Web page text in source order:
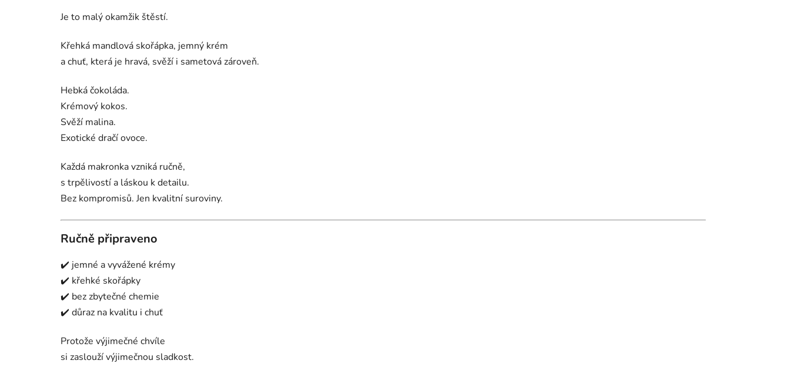
Je to malý okamžik štěstí.
Křehká mandlová skořápka, jemný krém
a chuť, která je hravá, svěží i sametová zároveň.
Hebká čokoláda.
Krémový kokos.
Svěží malina.
Exotické dračí ovoce.
Každá makronka vzniká ručně,
s trpělivostí a láskou k detailu.
Bez kompromisů. Jen kvalitní suroviny.
Ručně připraveno
✔️ jemné a vyvážené krémy
✔️ křehké skořápky
✔️ bez zbytečné chemie
✔️ důraz na kvalitu i chuť
Protože výjimečné chvíle
si zaslouží výjimečnou sladkost.